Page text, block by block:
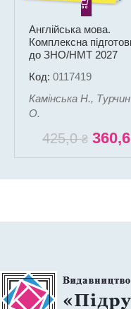
Англійська мова.
Комплексна
до ЗНО/НМТ 2027
Код: 0117419
Камінська Н., Турчин
О.
425,0₴ 360,6